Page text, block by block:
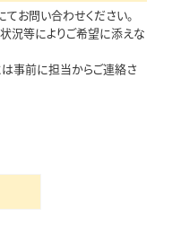
お問い合わせください。
況等によりご希望に添えな
事前に担当からご連絡さ